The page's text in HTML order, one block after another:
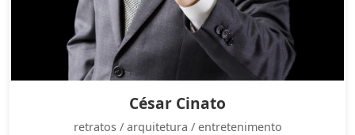
César Cinato
retratos / arquitetura / entretenimento